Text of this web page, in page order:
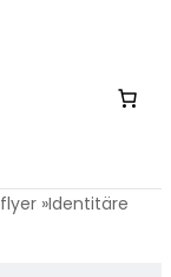
»Identitäre